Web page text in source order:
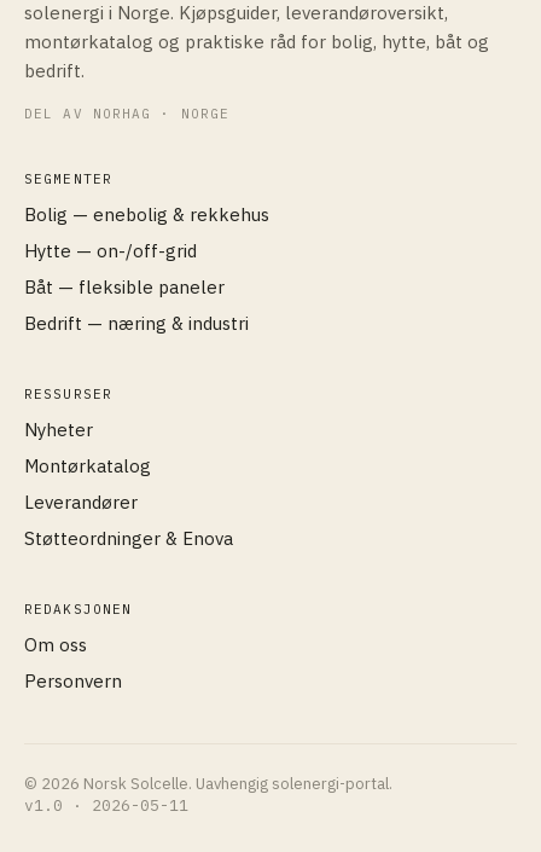
solenergi i Norge. Kjøpsguider, leverandøroversikt,
montørkatalog og praktiske råd for bolig, hytte, båt og
bedrift.
DEL AV NORHAG · NORGE
SEGMENTER
Bolig — enebolig & rekkehus
Hytte — on-/off-grid
Båt — fleksible paneler
Bedrift — næring & industri
RESSURSER
Nyheter
Montørkatalog
Leverandører
Støtteordninger & Enova
REDAKSJONEN
Om oss
Personvern
© 2026 Norsk Solcelle. Uavhengig solenergi-portal.
v1.0 · 2026-05-11